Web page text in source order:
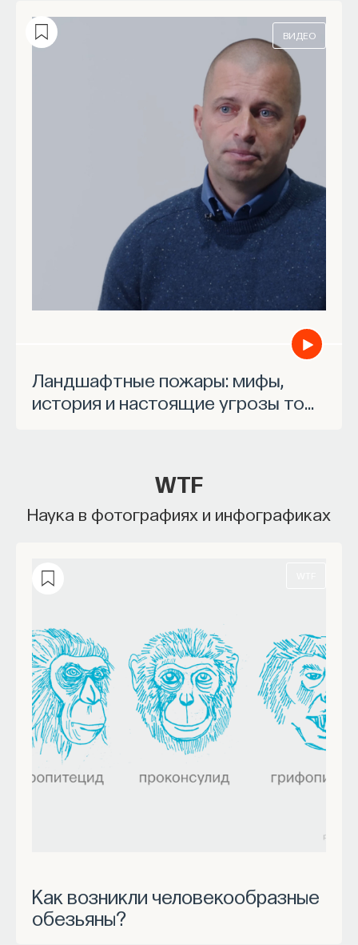
ВИДЕО
Ландшафтные пожары: мифы,
история и настоящие угрозы то…
WTF
Наука в фотографиях и инфографиках
Как возникли человекообразные
обезьяны?